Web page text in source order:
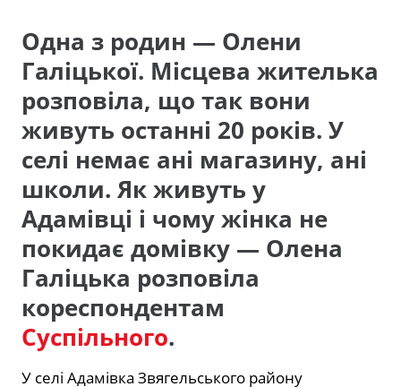
Одна з родин — Олени
Галіцької. Місцева жителька
розповіла, що так вони
живуть останні 20 років. У
селі немає ані магазину, ані
школи. Як живуть у
Адамівці і чому жінка не
покидає домівку — Олена
Галіцька розповіла
кореспондентам
Суспільного.
У селі Адамівка Звягельського району